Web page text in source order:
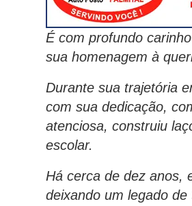
É com profundo
sua homenagem à
Durante sua trajetória
com sua dedicação,
atenciosa, construiu
escolar.
Há cerca de dez anos,
deixando um legado